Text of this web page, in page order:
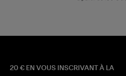
20 € EN VOUS INSCRIVANT À LA